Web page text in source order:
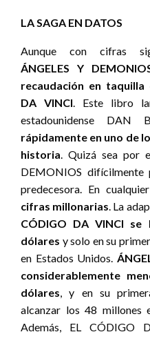
LA SAGA EN DATOS
Aunque con cifras
ÁNGELES Y
recaudación en
DA VINCI . Este libro
estadounidense DAN
rápidamente en uno de
historia . Quizá sea por
DEMONIOS
predecesora. En
cifras millonarias . La
CÓDIGO DA VINCI
dólares y solo en su
en Estados Unidos.
considerablemente
dólares , y en su
alcanzar los 48 millones
Además, EL CÓDIGO